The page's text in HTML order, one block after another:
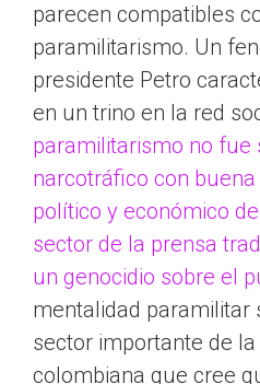
parecen compatibles
paramilitarismo. Un
presidente Petro
en un trino en la red
paramilitarismo no fue
narcotráfico con
político y económico
sector de la prensa
un genocidio sobre el
mentalidad paramilitar
sector importante de la
colombiana que cree